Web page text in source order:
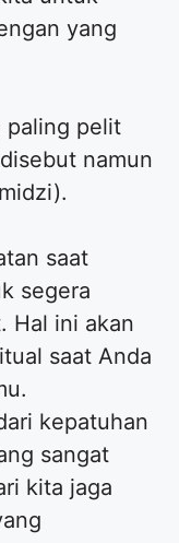
yang
paling pelit
namun
saat
segera
Hal ini akan
saat Anda
kepatuhan
sangat
kita jaga